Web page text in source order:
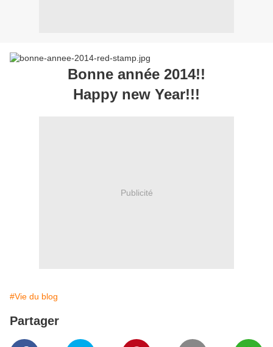
Bonne année 2014!!
Happy new Year!!!
Publicité
#Vie du blog
Partager